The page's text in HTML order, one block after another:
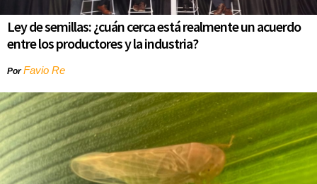
Ley de semillas: ¿cuán cerca está realmente un acuerdo
entre los productores y la industria?
PorFavio Re